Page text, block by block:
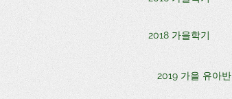
2018 가을학기
2019 가을 유아반